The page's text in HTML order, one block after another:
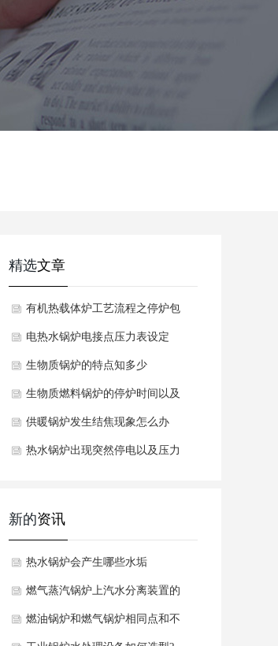
精选文章
有机热载体炉工艺流程之停炉包
电热水锅炉电接点压力表设定
生物质锅炉的特点知多少
生物质燃料锅炉的停炉时间以及
供暖锅炉发生结焦现象怎么办
热水锅炉出现突然停电以及压力
新的资讯
热水锅炉会产生哪些水垢
燃气蒸汽锅炉上汽水分离装置的
工作原理是什么呢？
燃油锅炉和燃气锅炉相同点和不